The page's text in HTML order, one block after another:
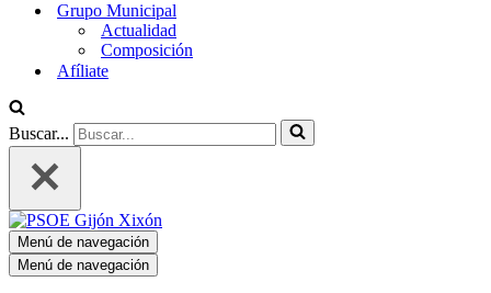
Grupo Municipal
Actualidad
Composición
Afíliate
Buscar...
Menú de navegación
Menú de navegación